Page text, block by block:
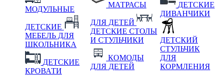
МОДУЛЬНЫЕ
ДЕТСКИЕ
МЕБЕЛЬ ДЛЯ
ШКОЛЬНИКА
ДЕТСКИЕ
КРОВАТИ
МАТРАСЫ
ДЛЯ ДЕТЕЙ
ДЕТСКИЕ СТОЛЫ
И СТУЛЬЧИКИ
КОМОДЫ
ДЛЯ ДЕТЕЙ
ДЕТСКИЕ
ДИВАНЧИКИ
ДЕТСКИЙ
СТУЛЬЧИК
ДЛЯ
КОРМЛЕНИЯ